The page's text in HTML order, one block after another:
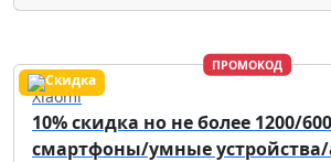
ПРОМОКОД
Xiaomi
10% скидка но не более 1200/
смартфоны/умные устройства/